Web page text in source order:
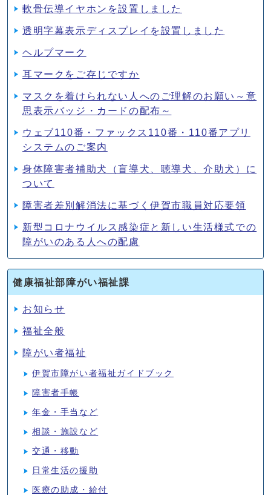
軟骨伝導イヤホンを設置しました
透明字幕表示ディスプレイを設置しました
ヘルプマーク
耳マークをご存じですか
マスクを着けられない人へのご理解のお願い～意
思表示バッジ・カードの配布～
ウェブ110番・ファックス110番・110番アプリ
システムのご案内
身体障害者補助犬（盲導犬、聴導犬、介助犬）に
ついて
障害者差別解消法に基づく伊賀市職員対応要領
新型コロナウイルス感染症と新しい生活様式での
障がいのある人への配慮
健康福祉部障がい福祉課
お知らせ
福祉全般
障がい者福祉
伊賀市障がい者福祉ガイドブック
障害者手帳
年金・手当など
相談・施設など
交通・移動
日常生活の援助
医療の助成・給付